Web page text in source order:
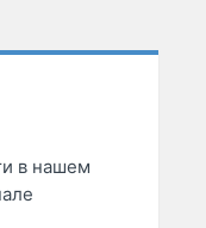
в нашем